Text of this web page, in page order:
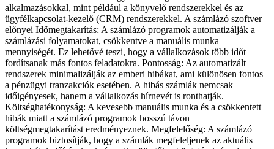
alkalmazásokkal, mint például a könyvelő rendszerekkel és az
ügyfélkapcsolat-kezelő (CRM) rendszerekkel. A számlázó szoftver
előnyei Időmegtakarítás: A számlázó programok automatizálják a
számlázási folyamatokat, csökkentve a manuális munka
mennyiségét. Ez lehetővé teszi, hogy a vállalkozások több időt
fordítsanak más fontos feladatokra. Pontosság: Az automatizált
rendszerek minimalizálják az emberi hibákat, ami különösen fontos
a pénzügyi tranzakciók esetében. A hibás számlák nemcsak
időigényesek, hanem a vállalkozás hírnevét is ronthatják.
Költséghatékonyság: A kevesebb manuális munka és a csökkentett
hibák miatt a számlázó programok hosszú távon
költségmegtakarítást eredményeznek. Megfelelőség: A számlázó
programok biztosítják, hogy a számlák megfeleljenek az aktuális